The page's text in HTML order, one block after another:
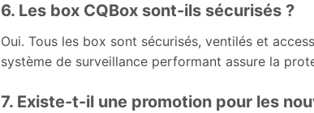
6. Les box CQBox sont-ils sécurisés ?
Oui. Tous les box sont sécurisés, ventilés et
système de surveillance performant assure la
7. Existe-t-il une promotion pour les